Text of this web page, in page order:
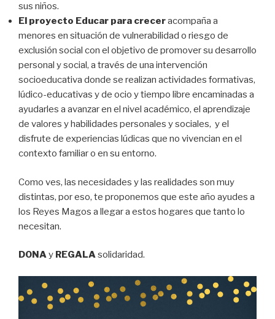
sus niños.
El proyecto Educar para creceracompaña a
menores en situación de vulnerabilidad o riesgo de
exclusión social con el objetivo de promover su desarrollo
personal y social, a través de una intervención
socioeducativa donde se realizan actividades formativas,
lúdico-educativas y de ocio y tiempo libre encaminadas a
ayudarles a avanzar en el nivel académico, el aprendizaje
de valores y habilidades personales y sociales, y el
disfrute de experiencias lúdicas que no vivencian en el
contexto familiar o en su entorno.
Como ves, las necesidades y las realidades son muy
distintas, por eso, te proponemos que este año ayudes a
los Reyes Magos a llegar a estos hogares que tanto lo
necesitan.
DONAy REGALAsolidaridad.